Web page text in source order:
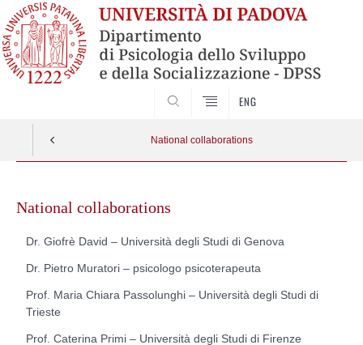
ENG
National collaborations
contenuto
National collaborations
Dr. Giofrè David – Università degli Studi di Genova
Dr. Pietro Muratori – psicologo psicoterapeuta
Prof. Maria Chiara Passolunghi – Università degli Studi di
Trieste
Prof. Caterina Primi – Università degli Studi di Firenze